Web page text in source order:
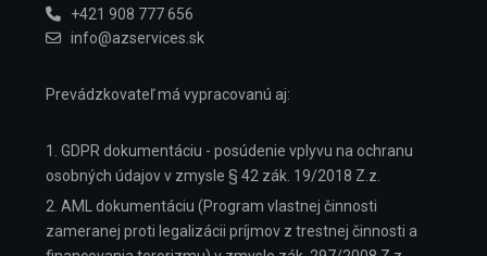
+421 908 777 656
info@azservices.sk
Prevádzkovateľ má vypracovanú aj:
1. GDPR dokumentáciu - posúdenie vplyvu na ochranu
osobných údajov v zmysle § 42 zák. 19/2018 Z.z.
2. AML dokumentáciu (Program vlastnej činnosti
zameranej proti legalizácii príjmov z trestnej činnosti a